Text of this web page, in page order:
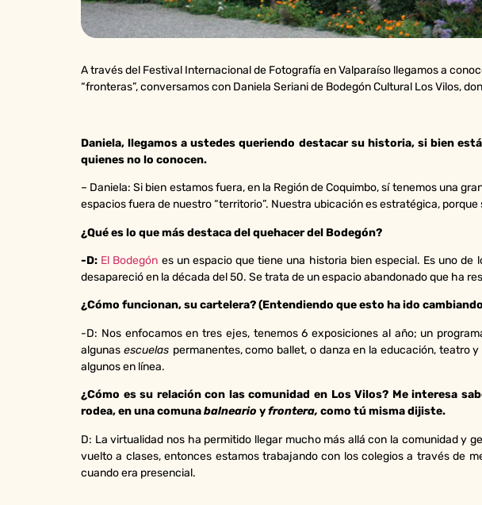
A través del Festival Internacional de Fotografía en Valparaíso llegamos a
“fronteras”, conversamos con Daniela Seriani de Bodegón Cultural Los Vilos,
Daniela, llegamos a ustedes queriendo destacar su historia, si bien
quienes no lo conocen.
– Daniela: Si bien estamos fuera, en la Región de Coquimbo, sí tenemos una
espacios fuera de nuestro “territorio”. Nuestra ubicación es estratégica,
¿Qué es lo que más destaca del quehacer del Bodegón?
-D: El Bodegón es un espacio que tiene una historia bien especial. Es uno
desapareció en la década del 50. Se trata de un espacio abandonado que ha
¿Cómo funcionan, su cartelera? (Entendiendo que esto ha ido
-D: Nos enfocamos en tres ejes, tenemos 6 exposiciones al año; un
algunas escuelas permanentes, como ballet, o danza en la educación, teatro
algunos en línea.
¿Cómo es su relación con las comunidad en Los Vilos? Me interesa
rodea, en una comunabalneario yfrontera, como tú misma dijiste.
D: La virtualidad nos ha permitido llegar mucho más allá con la comunidad y
vuelto a clases, entonces estamos trabajando con los colegios a través de
cuando era presencial.